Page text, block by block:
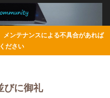
ンテナンスによる不具合があれば
ださい
に御礼